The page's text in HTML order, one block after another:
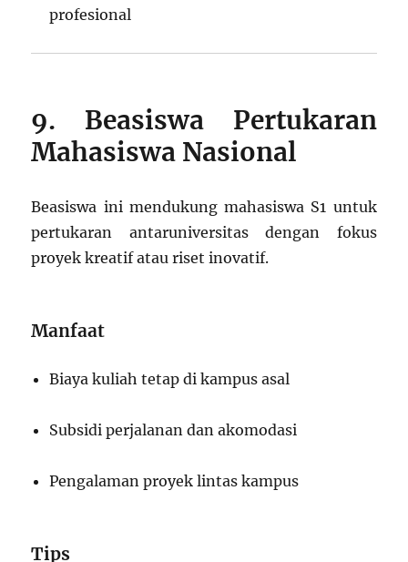
profesional
9. Beasiswa Pertukaran
Mahasiswa Nasional
Beasiswa ini mendukung mahasiswa S1 untuk
pertukaran antaruniversitas dengan fokus
proyek kreatif atau riset inovatif.
Manfaat
Biaya kuliah tetap di kampus asal
Subsidi perjalanan dan akomodasi
Pengalaman proyek lintas kampus
Tips